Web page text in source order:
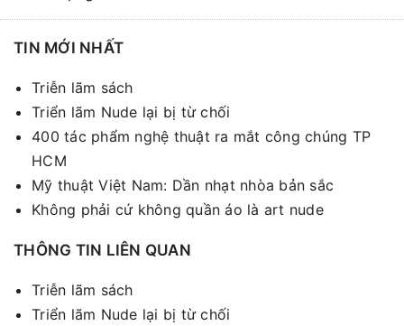
TIN MỚI NHẤT
Triễn lãm sách
Triển lãm Nude lại bị từ chối
400 tác phẩm nghệ thuật ra mắt công chúng TP
HCM
Mỹ thuật Việt Nam: Dần nhạt nhòa bản sắc
Không phải cứ không quần áo là art nude
THÔNG TIN LIÊN QUAN
Triễn lãm sách
Triển lãm Nude lại bị từ chối